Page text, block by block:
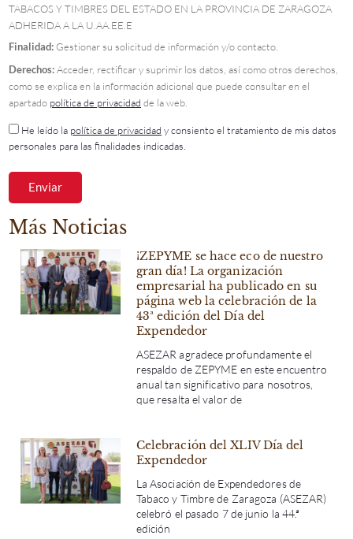
TABACOS Y TIMBRES DEL ESTADO EN LA PROVINCIA DE ZARAGOZA
ADHERIDA A LA U.AA.EE.E
Finalidad:Gestionar su solicitud de información y/o contacto.
Derechos:Acceder, rectificar y suprimir los datos, así como otros derechos,
como se explica en la información adicional que puede consultar en el
apartado política de privacidad de la web.
He leído la política de privacidad y consiento el tratamiento de mis datos
personales para las finalidades indicadas.
Enviar
Más Noticias
¡ZEPYME se hace eco de nuestro
gran día! La organización
empresarial ha publicado en su
página web la celebración de la
43ª edición del Día del
Expendedor
ASEZAR agradece profundamente el
respaldo de ZEPYME en este encuentro
anual tan significativo para nosotros,
que resalta el valor de
Celebración del XLIV Día del
Expendedor
La Asociación de Expendedores de
Tabaco y Timbre de Zaragoza (ASEZAR)
celebró el pasado 7 de junio la 44.ª
edición